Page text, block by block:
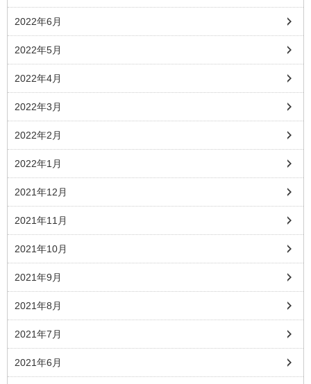
2022年6月
2022年5月
2022年4月
2022年3月
2022年2月
2022年1月
2021年12月
2021年11月
2021年10月
2021年9月
2021年8月
2021年7月
2021年6月